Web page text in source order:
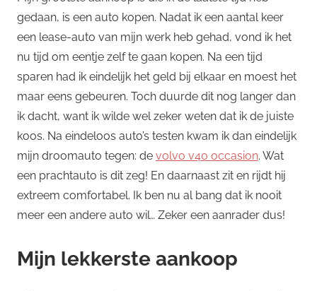
gedaan, is een auto kopen. Nadat ik een aantal keer
een lease-auto van mijn werk heb gehad, vond ik het
nu tijd om eentje zelf te gaan kopen. Na een tijd
sparen had ik eindelijk het geld bij elkaar en moest het
maar eens gebeuren. Toch duurde dit nog langer dan
ik dacht, want ik wilde wel zeker weten dat ik de juiste
koos. Na eindeloos auto’s testen kwam ik dan eindelijk
mijn droomauto tegen: de volvo v40 occasion. Wat
een prachtauto is dit zeg! En daarnaast zit en rijdt hij
extreem comfortabel. Ik ben nu al bang dat ik nooit
meer een andere auto wil… Zeker een aanrader dus!
Mijn lekkerste aankoop